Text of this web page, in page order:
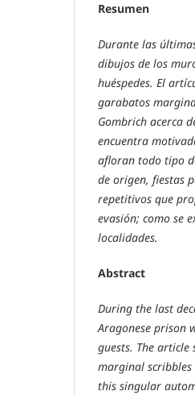
Resumen
Durante las
dibujos de los
huéspedes. El
garabatos
Gombrich acerca
encuentra
afloran todo tipo
de origen, fiestas
repetitivos que
evasión; como se
localidades.
Abstract
During the last
Aragonese prison
guests. The
marginal scribbles
this singular